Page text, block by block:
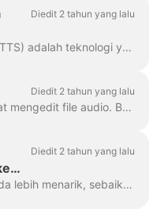
Diedit 2 tahun yang lalu
Konverter teks-ke-suara (TTS) adalah teknologi yang mendekripsi teks digital dan mensintesis ucapan darinya menggunakan suara buatan. Ketika datang...
Diedit 2 tahun yang lalu
Di Wave.video, Anda dapat mengedit file audio. Berikut adalah opsi pengeditan yang tersedia: Memotong file audio Mengubah volumenya Menambahkan efek fade-in/fade-out...
Diedit 2 tahun yang lalu
Untuk membuat video Anda lebih menarik, sebaiknya tambahkan trek audio ke dalamnya. Untuk menambahkan musik atau audio apa pun, klik trek audio di timeline...